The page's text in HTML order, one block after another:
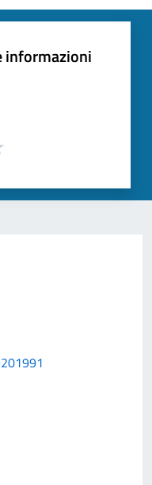
informazioni